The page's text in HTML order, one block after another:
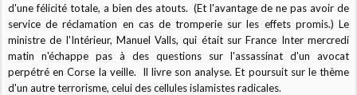
d'une félicité totale, a bien des atouts. (Et l'avantage de ne pas avoir de
service de réclamation en cas de tromperie sur les effets promis.) Le
ministre de l'Intérieur, Manuel Valls, qui était sur France Inter mercredi
matin n'échappe pas à des questions sur l'assassinat d'un avocat
perpétré en Corse la veille. Il livre son analyse. Et poursuit sur le thème
d'un autre terrorisme, celui des cellules islamistes radicales.